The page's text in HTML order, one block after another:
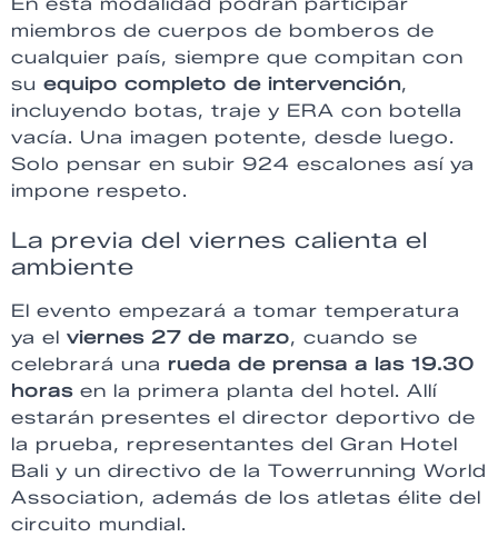
miembros de cuerpos de bomberos de
cualquier país, siempre que compitan con
su equipo completo de intervención,
incluyendo botas, traje y ERA con botella
vacía. Una imagen potente, desde luego.
Solo pensar en subir 924 escalones así ya
impone respeto.
La previa del viernes calienta el
ambiente
El evento empezará a tomar temperatura
ya el viernes 27 de marzo, cuando se
celebrará una rueda de prensa a las 19.30
horas en la primera planta del hotel. Allí
estarán presentes el director deportivo de
la prueba, representantes del Gran Hotel
Bali y un directivo de la Towerrunning World
Association, además de los atletas élite del
circuito mundial.